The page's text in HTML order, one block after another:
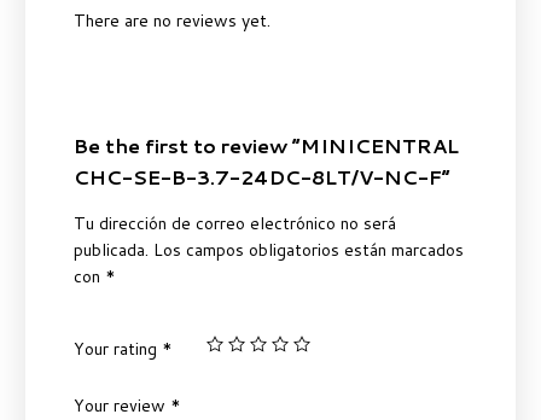
There are no reviews yet.
Be the first to review “MINICENTRAL
CHC-SE-B-3.7-24DC-8LT/V-NC-F”
Tu dirección de correo electrónico no será
publicada. Los campos obligatorios están marcados
con *
Your rating *
Your review *